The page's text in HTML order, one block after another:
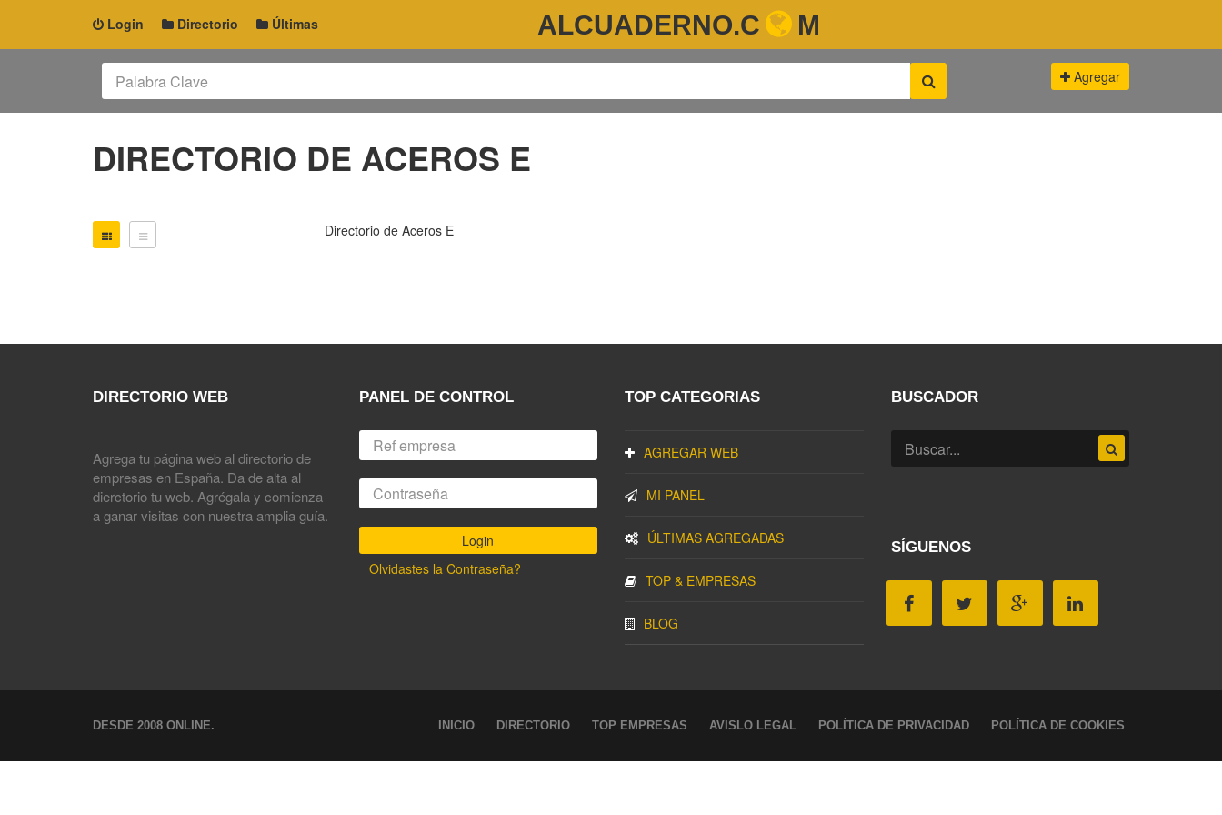
Login Directorio Últimas ALCUADERNO.C M
Agregar
DIRECTORIO DE ACEROS E
Directorio de Aceros E
DIRECTORIO WEB
Agrega tu página web al directorio de
empresas en España. Da de alta al
dierctorio tu web. Agrégala y comienza
a ganar visitas con nuestra amplia guía.
PANEL DE CONTROL
Olvidastes la Contraseña?
TOP CATEGORIAS
AGREGAR WEB
MI PANEL
ÚLTIMAS AGREGADAS
TOP & EMPRESAS
BLOG
BUSCADOR
SÍGUENOS
DESDE 2008 ONLINE. INICIO DIRECTORIO TOP EMPRESAS AVISLO LEGAL POLÍTICA DE PRIVACIDAD POLÍTICA DE COOKIES